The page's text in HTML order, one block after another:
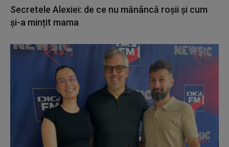
Secretele Alexiei: de ce nu mănâncă roșii și cum
și-a mințit mama